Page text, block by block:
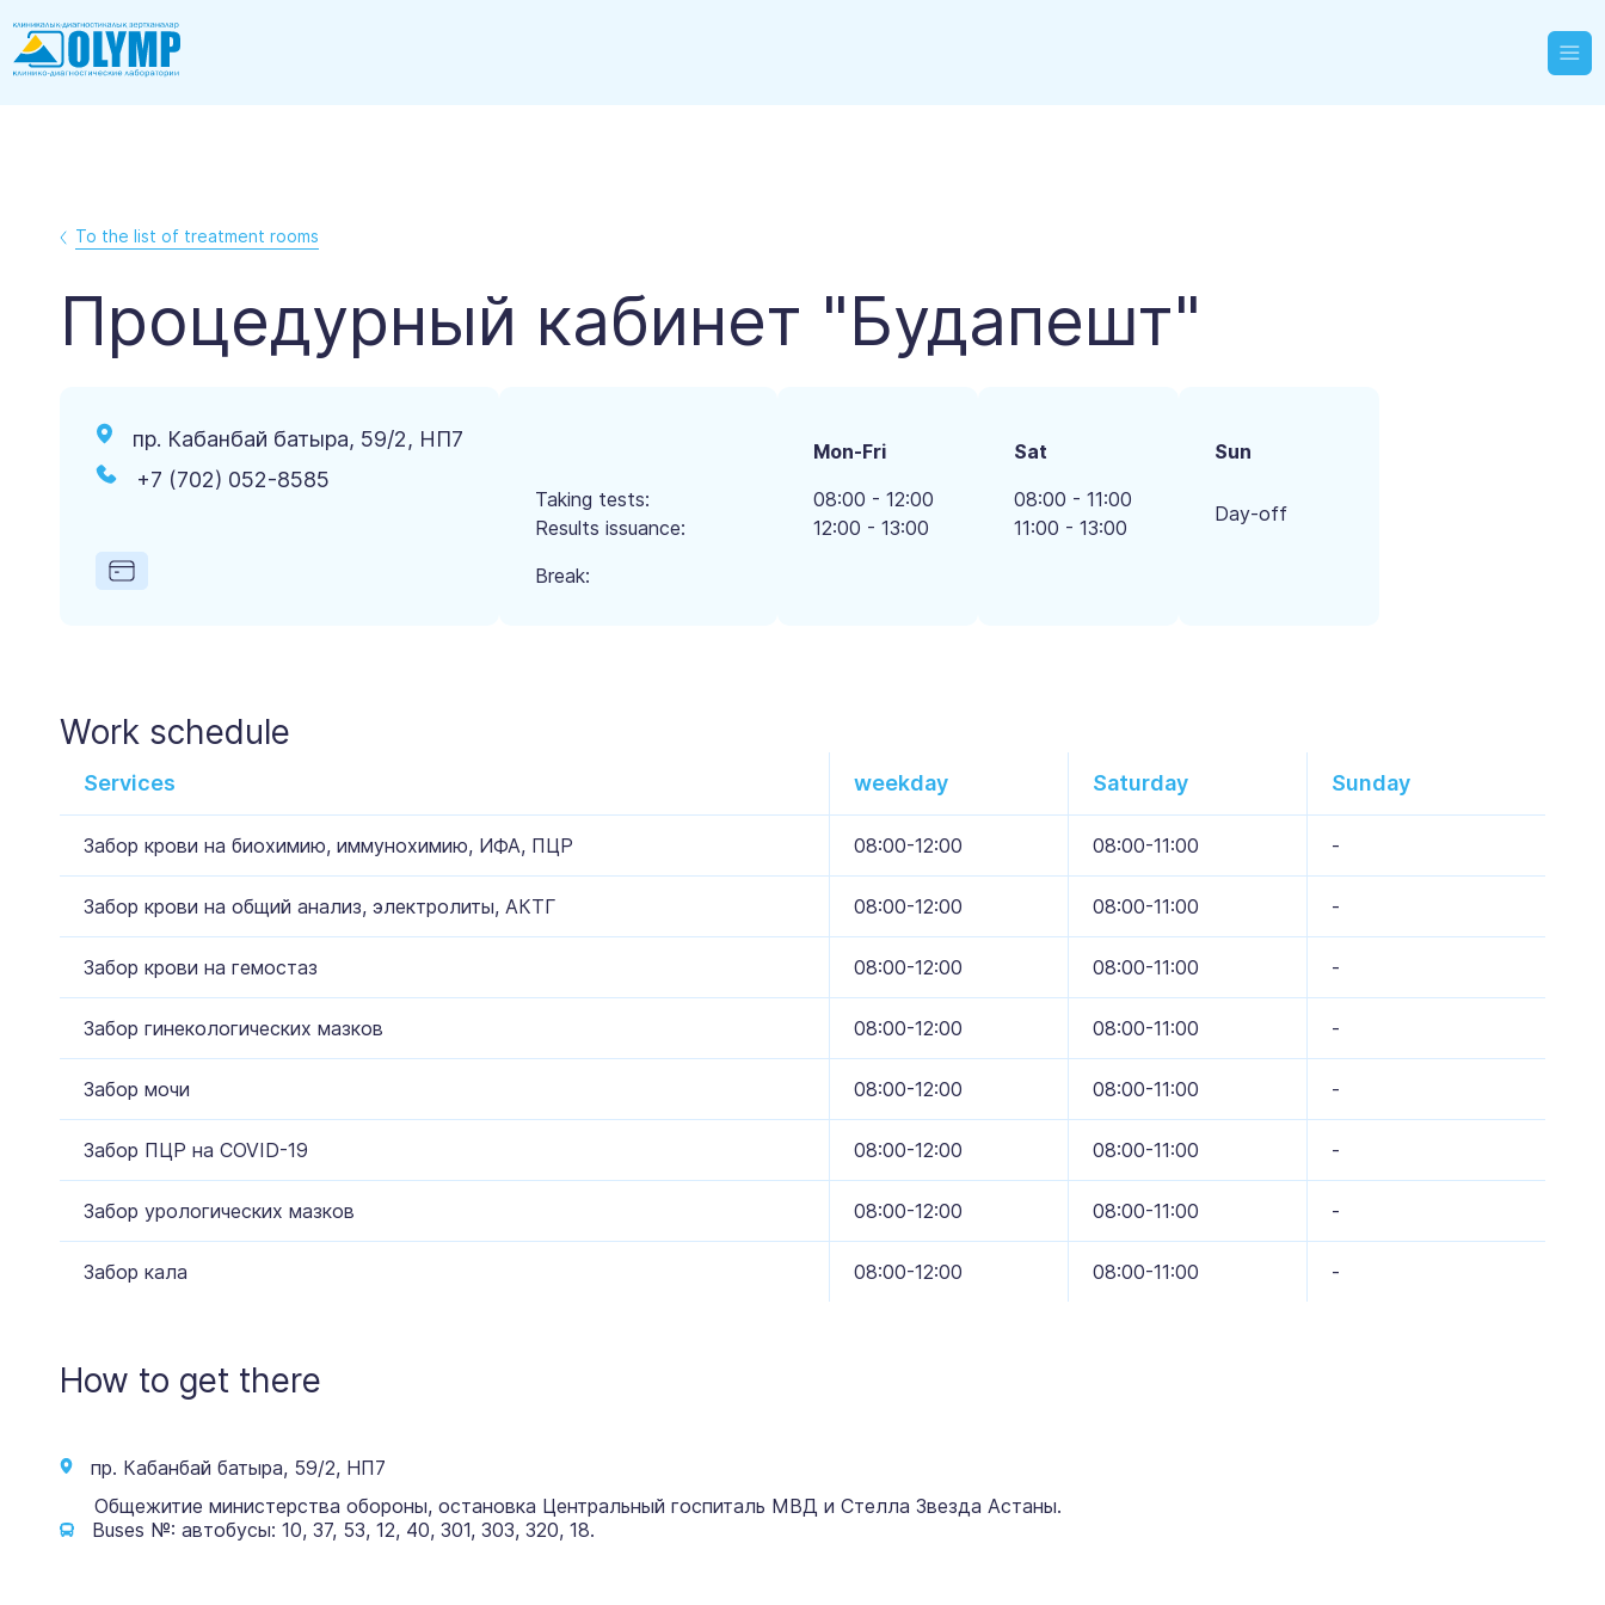
To the list of treatment rooms
Процедурный кабинет "Будапешт"
пр. Кабанбай батыра, 59/2, НП7
+7 (702) 052-8585
Taking tests:
Results issuance:
Break:
Mon-Fri
08:00 - 12:00
12:00 - 13:00
Sat
08:00 - 11:00
11:00 - 13:00
Sun
Day-off
Work schedule
Services weekday Saturday Sunday
Забор крови на биохимию, иммунохимию, ИФА, ПЦР 08:00-12:00 08:00-11:00 -
Забор крови на общий анализ, электролиты, АКТГ 08:00-12:00 08:00-11:00 -
Забор крови на гемостаз 08:00-12:00 08:00-11:00 -
Забор гинекологических мазков 08:00-12:00 08:00-11:00 -
Забор мочи 08:00-12:00 08:00-11:00 -
Забор ПЦР на COVID-19 08:00-12:00 08:00-11:00 -
Забор урологических мазков 08:00-12:00 08:00-11:00 -
Забор кала 08:00-12:00 08:00-11:00 -
How to get there
пр. Кабанбай батыра, 59/2, НП7
Общежитие министерства обороны, остановка Центральный госпиталь МВД и Стелла Звезда Астаны.
Buses №: автобусы: 10, 37, 53, 12, 40, 301, 303, 320, 18.